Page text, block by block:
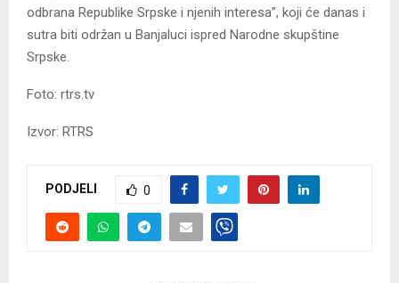
odbrana Republike Srpske i njenih interesa”, koji će danas i
sutra biti održan u Banjaluci ispred Narodne skupštine
Srpske.
Foto: rtrs.tv
Izvor: RTRS
PODJELI 0